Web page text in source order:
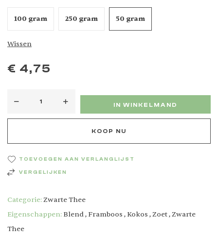
100 gram 250 gram 50 gram
Wissen
€ 4,75
IN WINKELMAND
KOOP NU
TOEVOEGEN AAN VERLANGLIJST
VERGELIJKEN
Categorie:Zwarte Thee
Eigenschappen: Blend, Framboos , Kokos ,Zoet,Zwarte
Thee